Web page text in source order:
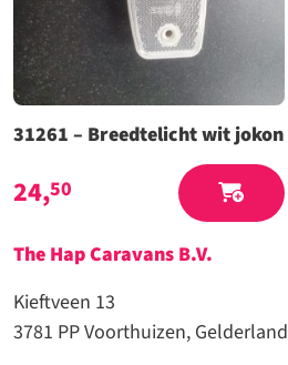
31261 – Breedtelicht wit jokon
24,50
The Hap Caravans B.V.
Kieftveen 13
3781 PP Voorthuizen, Gelderland